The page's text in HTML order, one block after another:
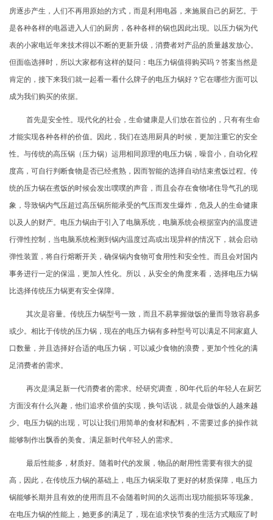
房逐步产生，人们不再用原始的方式，而是利用电器，来施展自己的厨艺。于
是各种各样的电器进入人们的厨房，各种各样的锅也因此出现。以压力锅为代
表的小家电近年来技术得以不断的更新升级，消费者对产品的质量越发放心。
但面临选择时，所以大家都有这样的疑问：电压力锅值得购买吗？答案当然是
肯定的，接下来我们就一起看一看什么牌子的电压力锅好 ？它在哪些方面可以
成为我们购买的依据。
首先是安全性。现代化的社会，生命健康是人们放在首位的，只有有生命
才能实现各种各样的价值。因此，我们在选用厨具的时候，更加注重它的安全
性。与传统的高压锅（压力锅）运用相同原理的电压力锅，噪音小，自动化程
度高，可自行判断食物是否已经煮熟，因而智能的选择自动结束煮饭过程。传
统的压力锅在煮饭的时候会发出噗噗的声音，而且会存在食物堵住导气孔的现
象，导致锅内气压超过高压锅所能承受的气压而发生爆炸，危及人的生命健康
以及人的财产。电压力锅由于引入了电脑系统，电脑系统会根据室内的温度进
行弹性控制，当电脑系统检测到锅内温度过高或出现异样的情况下，就会启动
弹性装置，将自行熔断开关，确保锅内食物可食用性和安全性。而且会对国内
事务进行一定的保温，更加人性化。所以，从安全的角度来看，选择电压力锅
比选择传统压力锅更有安全保障。
其次是容量。传统压力锅型号一致，而且不易掌握做饭的量而导致容易多
或少。相比于传统的压力锅，现在的电压力锅有多种型号可以满足不同家庭人
口数量，并且选择好合适的电压力锅，可以减少食物的浪费，更加个性化的满
足消费者的需求。
再次是满足新一代消费者的需求。经研究调查， 80年代后的年轻人在厨艺
方面没有什么兴趣，他们追求价值的实现，换句话说，就是会做饭的人越来越
少。电压力锅的出现，可以让我们用简单的食材和配料，不需要过多的操作就
能够制作出飘香的美食。满足新时代年轻人的需求。
最后性能多，材质好。随着时代的发展，物品的耐用性需要有很大的提
高，因此，在传统压力锅的基础上，电压力锅采取了更好的材质保障，电压力
锅能够长期并且有效的使用而且不会随着时间的久远而出现功能损坏等现象。
在电压力锅的性能上，她更多的满足了，现在追求快节奏的生活方式顺应了时